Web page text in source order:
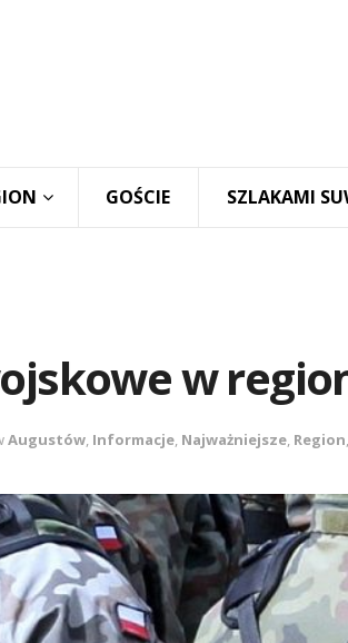
GOŚCIE SZLAKAMI
w
Augustów, Informacje, Najważniejsze, Region,